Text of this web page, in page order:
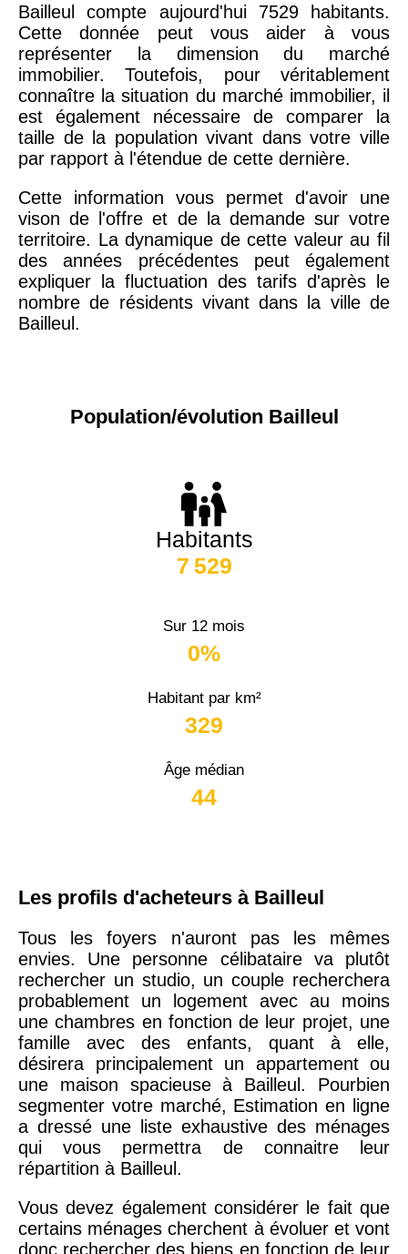
Bailleul compte aujourd'hui 7529 habitants.
Cette donnée peut vous aider à vous
représenter la dimension du marché
immobilier. Toutefois, pour véritablement
connaître la situation du marché immobilier, il
est également nécessaire de comparer la
taille de la population vivant dans votre ville
par rapport à l'étendue de cette dernière.
Cette information vous permet d'avoir une
vison de l'offre et de la demande sur votre
territoire. La dynamique de cette valeur au fil
des années précédentes peut également
expliquer la fluctuation des tarifs d'après le
nombre de résidents vivant dans la ville de
Bailleul.
Population/évolution Bailleul
Habitants
7 529
Sur 12 mois
0%
Habitant par km²
329
Âge médian
44
Les profils d'acheteurs à Bailleul
Tous les foyers n'auront pas les mêmes
envies. Une personne célibataire va plutôt
rechercher un studio, un couple recherchera
probablement un logement avec au moins
une chambres en fonction de leur projet, une
famille avec des enfants, quant à elle,
désirera principalement un appartement ou
une maison spacieuse à Bailleul. Pourbien
segmenter votre marché, Estimation en ligne
a dressé une liste exhaustive des ménages
qui vous permettra de connaitre leur
répartition à Bailleul.
Vous devez également considérer le fait que
certains ménages cherchent à évoluer et vont
donc rechercher des biens en fonction de leur